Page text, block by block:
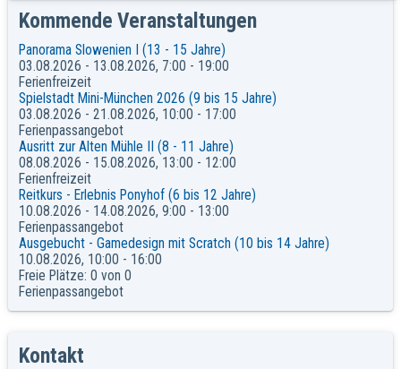
Kommende Veranstaltungen
Panorama Slowenien I (13 - 15 Jahre)
03.08.2026 - 13.08.2026, 7:00 - 19:00
Ferienfreizeit
Spielstadt Mini-München 2026 (9 bis 15 Jahre)
03.08.2026 - 21.08.2026, 10:00 - 17:00
Ferienpassangebot
Ausritt zur Alten Mühle II (8 - 11 Jahre)
08.08.2026 - 15.08.2026, 13:00 - 12:00
Ferienfreizeit
Reitkurs - Erlebnis Ponyhof (6 bis 12 Jahre)
10.08.2026 - 14.08.2026, 9:00 - 13:00
Ferienpassangebot
Ausgebucht - Gamedesign mit Scratch (10 bis 14 Jahre)
10.08.2026, 10:00 - 16:00
Freie Plätze: 0 von 0
Ferienpassangebot
Kontakt